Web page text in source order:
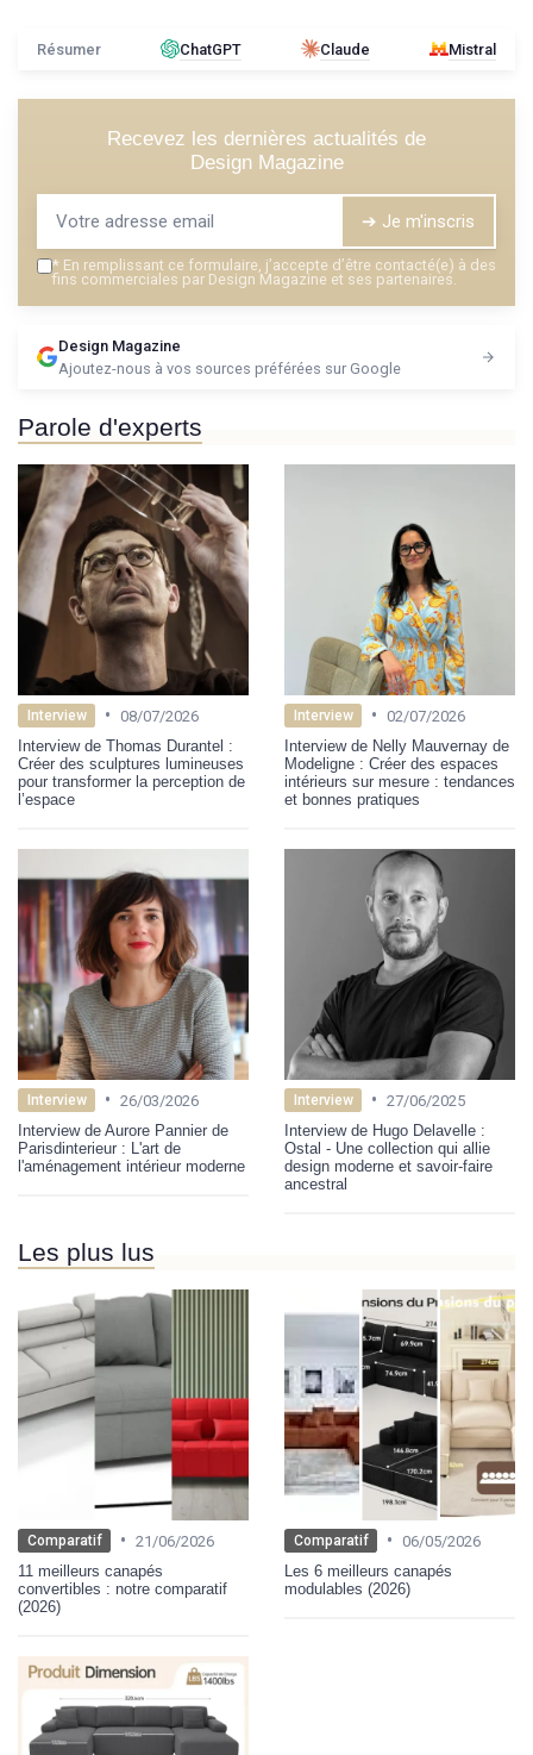
Résumer ChatGPT Claude Mistral
Recevez les dernières actualités de
Design Magazine
➔ Je m'inscris
* En remplissant ce formulaire, j’accepte d’être contacté(e) à des
fins commerciales par Design Magazine et ses partenaires.
Design Magazine
Ajoutez-nous à vos sources préférées sur Google
Parole d'experts
Interview • 08/07/2026
Interview de Thomas Durantel :
Créer des sculptures lumineuses
pour transformer la perception de
l’espace
Interview • 02/07/2026
Interview de Nelly Mauvernay de
Modeligne : Créer des espaces
intérieurs sur mesure : tendances
et bonnes pratiques
Interview • 26/03/2026
Interview de Aurore Pannier de
Parisdinterieur : L'art de
l'aménagement intérieur moderne
Interview • 27/06/2025
Interview de Hugo Delavelle :
Ostal - Une collection qui allie
design moderne et savoir-faire
ancestral
Les plus lus
Comparatif • 21/06/2026
11 meilleurs canapés
convertibles : notre comparatif
(2026)
Comparatif • 06/05/2026
Les 6 meilleurs canapés
modulables (2026)